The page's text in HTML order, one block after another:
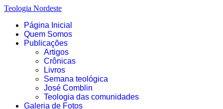
Teologia Nordeste
Página Inicial
Quem Somos
Publicações
Artigos
Crônicas
Livros
Semana teológica
José Comblin
Teologia das comunidades
Galeria de Fotos